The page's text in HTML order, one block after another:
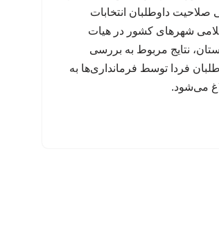
داوطلبان انتخابات
شهرهای کشور در هیات
نتایج مربوط به بررسی
فردا توسط فرمانداری‌ها به
می‌شود.